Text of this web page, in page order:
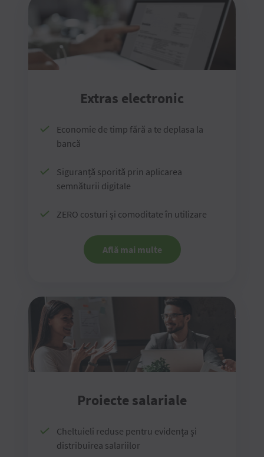
Extras electronic
Economie de timp fără a te deplasa la
bancă
Siguranță sporită prin aplicarea
semnăturii digitale
ZERO costuri și comoditate în utilizare
Află mai multe
Proiecte salariale
Cheltuieli reduse pentru evidența și
distribuirea salariilor